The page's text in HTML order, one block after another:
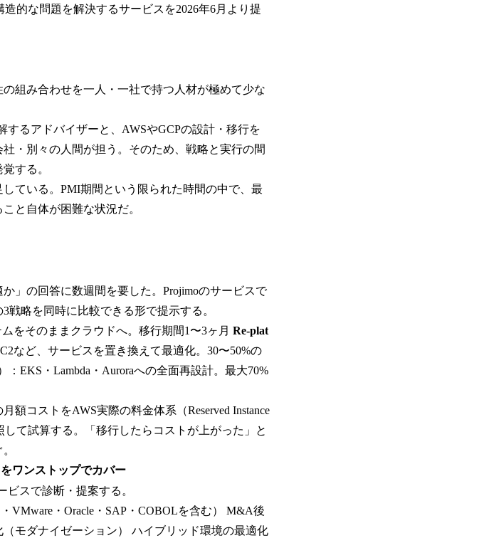
す
的な問題を解決するサービスを2026年6月より提
組み合わせを一人・一社で持つ人材が極めて少な
るアドバイザーと、AWSやGCPの設計・移行を
・別々の人間が担う。そのため、戦略と実行の間
する。
ている。PMI期間という限られた時間の中で、最
と自体が困難な状況だ。
」の回答に数週間を要した。Projimoのサービスで
略を同時に比較できる形で提示する。
をそのままクラウドへ。移行期間1〜3ヶ月 Re-plat
など、サービスを置き換えて最適化。30〜50%の
：EKS・Lambda・Auroraへの全面再設計。最大70%
コストをAWS実際の料金体系（Reserved Instance
して試算する。「移行したらコストが上がった」と
ワンストップでカバー
スで診断・提案する。
・Oracle・SAP・COBOLを含む） M&A後
モダナイゼーション） ハイブリッド環境の最適化